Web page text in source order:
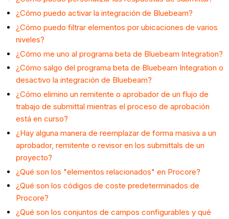
¿Cómo puedo activar la integración de Bluebeam?
¿Cómo puedo filtrar elementos por ubicaciones de varios
niveles?
¿Cómo me uno al programa beta de Bluebeam Integration?
¿Cómo salgo del programa beta de Bluebeam Integration o
desactivo la integración de Bluebeam?
¿Cómo elimino un remitente o aprobador de un flujo de
trabajo de submittal mientras el proceso de aprobación
está en curso?
¿Hay alguna manera de reemplazar de forma masiva a un
aprobador, remitente o revisor en los submittals de un
proyecto?
¿Qué son los "elementos relacionados" en Procore?
¿Qué son los códigos de coste predeterminados de
Procore?
¿Qué son los conjuntos de campos configurables y qué